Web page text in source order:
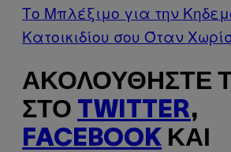
Το Μπλέξιμο για την
Κατοικιδίου σου Όταν
ΑΚΟΛΟΥΘΉΣΤΕ
ΣΤΟ TWITTER,
FACEBOOK ΚΑΙ